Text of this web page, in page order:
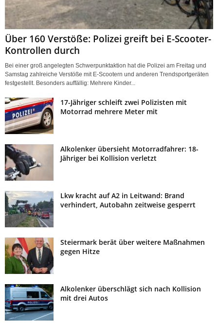
Über 160 Verstöße: Polizei greift bei E-Scooter-
Kontrollen durch
Bei einer groß angelegten Schwerpunktaktion hat die Polizei am Freitag und
Samstag zahlreiche Verstöße mit E-Scootern und anderen Trendsportgeräten
festgestellt. Besonders auffällig: Mehrere Kinder...
17-Jähriger schleift zwei Polizisten mit
Motorrad mehrere Meter mit
Alkolenker übersieht Motorradfahrer: 18-
Jähriger bei Kollision verletzt
Lkw kracht auf A2 in Leitwand: Brand
verhindert, Autobahn zeitweise gesperrt
Steiermark berät über weitere Maßnahmen
gegen Hitze
Alkolenker überschlägt sich nach Kollision
mit drei Autos